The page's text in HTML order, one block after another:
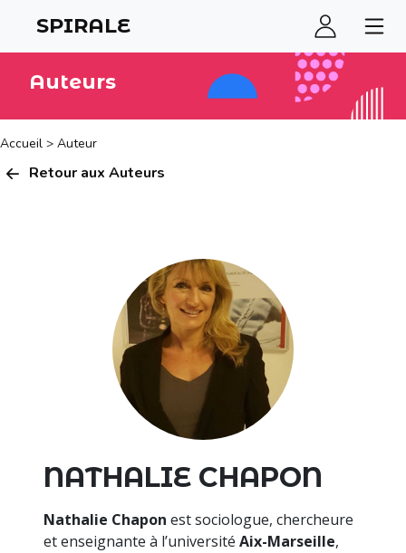
SPIRALE
Auteurs
Accueil > Auteur
Retour aux Auteurs
NATHALIE CHAPON
Nathalie Chapon est sociologue, chercheure
et enseignante à l’université Aix-Marseille,